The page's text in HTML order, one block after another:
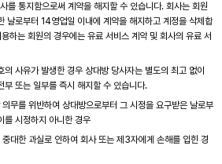
를 통지함으로써 계약을 해지할 수 있습니다. 회사는 회원
날로부터 14영업일 이내에 계약을 해지하고 계정을 삭제합
하는 회원의 경우에는 유료 서비스 계약 및 회사의 유료 서
의 사유가 발생한 경우 상대방 당사자는 별도의 최고 없이
부 또는 일부를 즉시 해지할 수 있습니다.
무를 위반하여 상대방으로부터 그 시정을 요구받은 날로부
를 시정하지 아니한 경우
대한 과실로 인하여 회사 또는 제3자에게 손해를 입힌 경